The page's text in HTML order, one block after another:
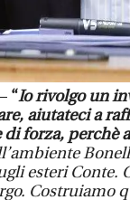
“Io rivolgo un
aiutateci a
forza, perchè
esteri Conte.
Costruiamo